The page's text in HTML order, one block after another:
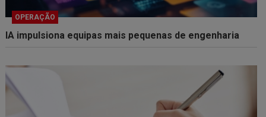
OPERAÇÃO
IA impulsiona equipas mais pequenas de engenharia